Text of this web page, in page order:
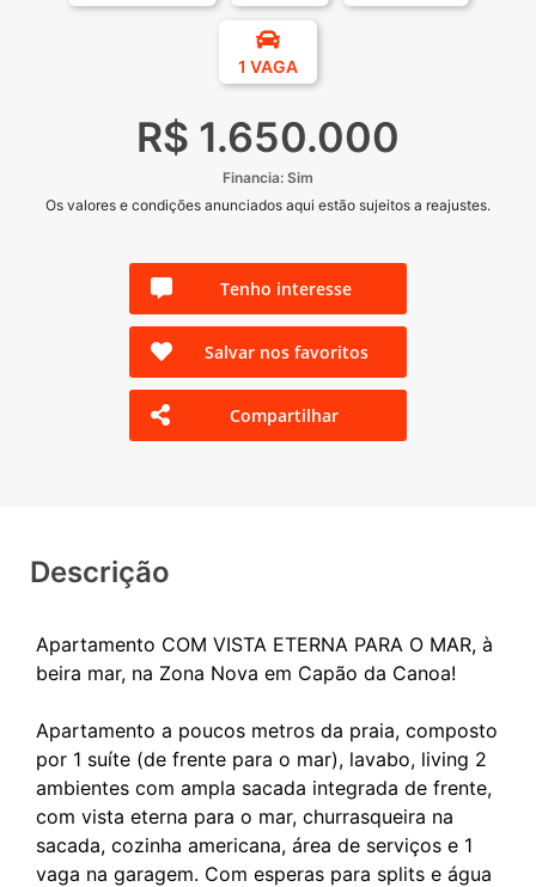
1 VAGA
R$ 1.650.000
Financia: Sim
Os valores e condições anunciados aqui estão sujeitos a reajustes.
Tenho interesse
Salvar nos favoritos
Compartilhar
Descrição
Apartamento COM VISTA ETERNA PARA O MAR, à
beira mar, na Zona Nova em Capão da Canoa!
Apartamento a poucos metros da praia, composto
por 1 suíte (de frente para o mar), lavabo, living 2
ambientes com ampla sacada integrada de frente,
com vista eterna para o mar, churrasqueira na
sacada, cozinha americana, área de serviços e 1
vaga na garagem. Com esperas para splits e água